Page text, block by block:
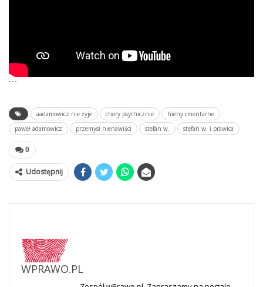
```
aadamowicz nie żyje chory psychicznie
hieny cmentarne
paweł adamowicz
przemysł nienawiści stefan w. stefan w. i prawica
0
Udostępnij
WPRAWO.PL